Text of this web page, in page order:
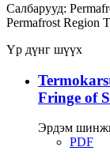
Салбарууд:
Permafrost Region
Үр дүнг шүүх
Fringe of
Эрдэм
PDF